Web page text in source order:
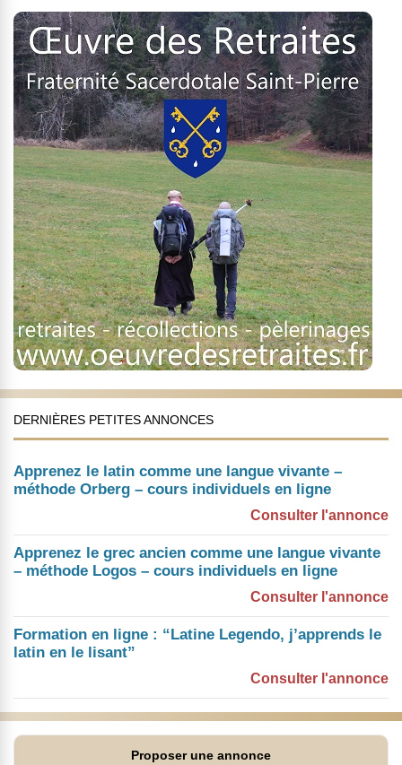
DERNIÈRES PETITES ANNONCES
Apprenez le latin comme une langue vivante –
méthode Orberg – cours individuels en ligne
Consulter l'annonce
Apprenez le grec ancien comme une langue vivante
– méthode Logos – cours individuels en ligne
Consulter l'annonce
Formation en ligne : “Latine Legendo, j’apprends le
latin en le lisant”
Consulter l'annonce
Proposer une annonce